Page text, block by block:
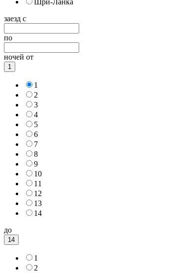
Шри-Ланка
заезд с
по
ночей от
1
1
2
3
4
5
6
7
8
9
10
11
12
13
14
до
14
1
2